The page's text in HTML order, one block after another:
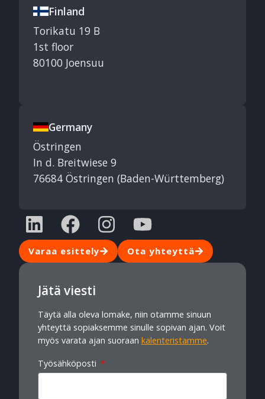
Finland
Torikatu 19 B
1st floor
80100 Joensuu
Germany
Östringen
In d. Breitwiese 9
76684 Östringen (Baden-Württemberg)
Varaa esittely Ota yhteyttä
Jätä viesti
Täytä alla oleva lomake, niin otamme sinuun
yhteyttä sopiaksemme sinulle sopivan ajan. Voit
myös varata ajan suoraan kalenteristamme.
Työsähköposti